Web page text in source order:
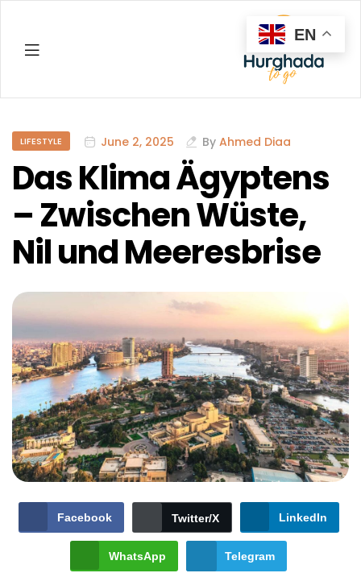
LIFESTYLE June 2, 2025 By Ahmed Diaa
Das Klima Ägyptens
– Zwischen Wüste,
Nil und Meeresbrise
Facebook Twitter/X LinkedIn
WhatsApp Telegram
EN